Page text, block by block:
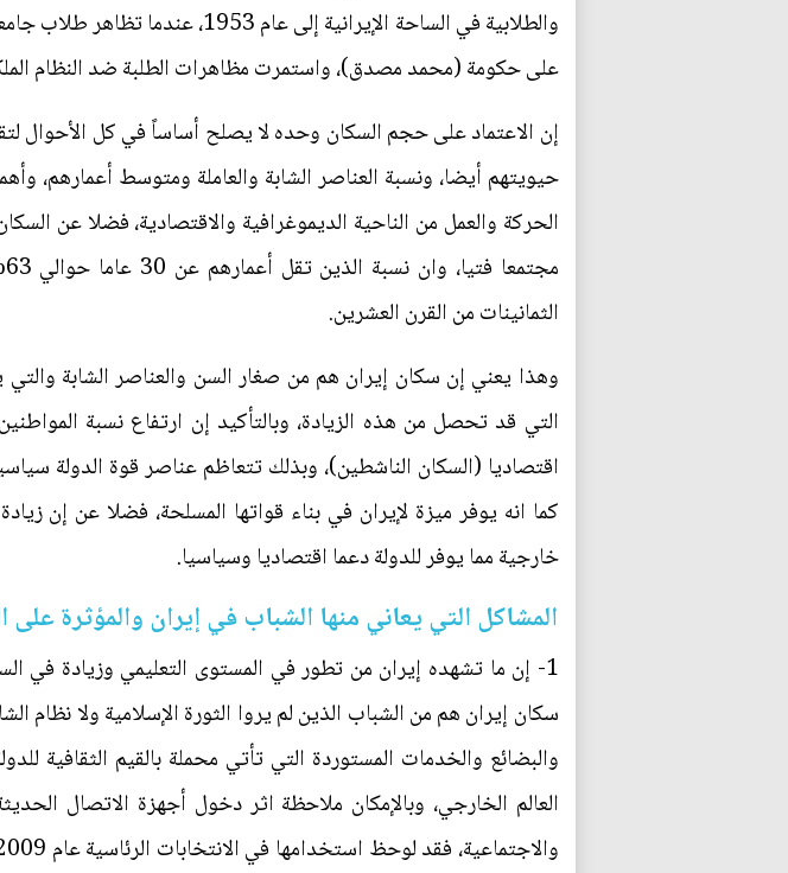
والطلابية في الساحة الإيرانية
على حكومة (محمد مصدق)، واستمرت مظاهرات الطلبة ضد النظام
إن الاعتماد على حجم السكان وحده لا يصلح أساساً في كل الأحوال
حيويتهم أيضا، ونسبة العناصر الشابة والعاملة ومتوسط أعمارهم،
الحركة والعمل من الناحية الديموغرافية والاقتصادية، فضلا عن
الثمانينات من القرن العشرين.
وهذا يعني إن سكان إيران هم من صغار السن والعناصر الشابة
اقتصاديا (السكان الناشطين)، وبذلك تتعاظم عناصر قوة الدولة
كما انه يوفر ميزة لإيران في بناء قواتها المسلحة، فضلا عن إن
خارجية مما يوفر للدولة دعما اقتصاديا وسياسيا.
المشاكل التي يعاني منها الشباب في إيران والمؤثرة
1- إن ما تشهده إيران من تطور في المستوى التعليمي وزيادة في
سكان إيران هم من الشباب الذين لم يروا الثورة الإسلامية ولا نظام
والبضائع والخدمات المستوردة التي تأتي محملة بالقيم الثقافية
العالم الخارجي، وبالإمكان ملاحظة اثر دخول أجهزة الاتصال